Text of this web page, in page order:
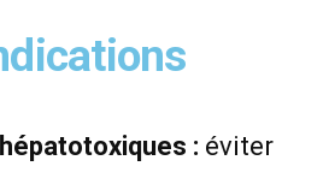
: éviter